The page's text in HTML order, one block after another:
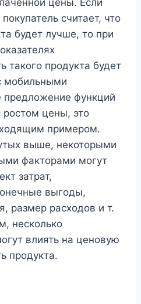
считает, что
будет лучше, то при
такого продукта будет
мобильными
предложение функций
ростом цены, это
примером.
выше, некоторыми
факторами могут
затрат,
выгоды,
размер расходов и т.
несколько
влиять на ценовую
продукта.